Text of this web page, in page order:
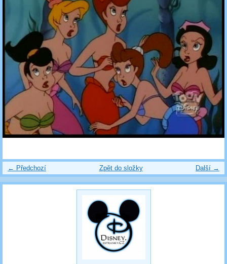
← Předchozí Další →
Zpět do složky